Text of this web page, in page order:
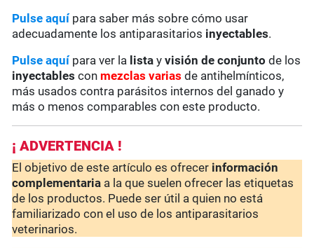
Pulse aquípara saber más sobre cómo usar
adecuadamente los antiparasitarios inyectables.
Pulse aquí para ver la lista yvisión de conjunto de los
inyectables con mezclas varias de antihelmínticos,
más usados contra parásitos internos del ganado y
más o menos comparables con este producto.
¡ ADVERTENCIA !
El objetivo de este artículo es ofrecer información
complementaria a la que suelen ofrecer las etiquetas
de los productos. Puede ser útil a quien no está
familiarizado con el uso de los antiparasitarios
veterinarios.